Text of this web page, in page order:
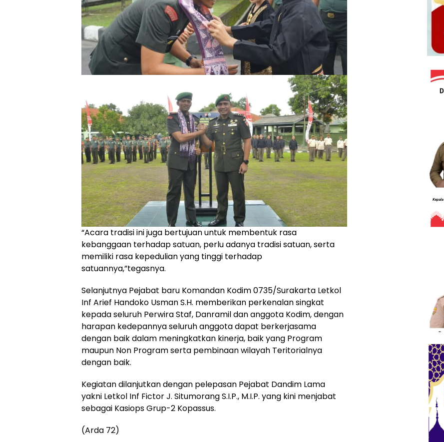
“Acara tradisi ini juga bertujuan untuk membentuk rasa
kebanggaan terhadap satuan, perlu adanya tradisi satuan, serta
memiliki rasa kepedulian yang tinggi terhadap
satuannya,”tegasnya.
Selanjutnya Pejabat baru Komandan Kodim 0735/Surakarta Letkol
Inf Arief Handoko Usman S.H. memberikan perkenalan singkat
kepada seluruh Perwira Staf, Danramil dan anggota Kodim, dengan
harapan kedepannya seluruh anggota dapat berkerjasama
dengan baik dalam meningkatkan kinerja, baik yang Program
maupun Non Program serta pembinaan wilayah Teritorialnya
dengan baik.
Kegiatan dilanjutkan dengan pelepasan Pejabat Dandim Lama
yakni Letkol Inf Fictor J. Situmorang S.I.P., M.I.P. yang kini menjabat
sebagai Kasiops Grup-2 Kopassus.
(Arda 72)